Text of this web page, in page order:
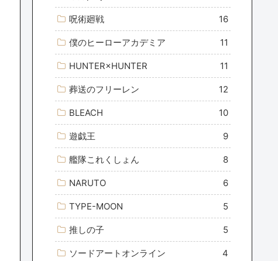
呪術廻戦 16
僕のヒーローアカデミア 11
HUNTER×HUNTER 11
葬送のフリーレン 12
BLEACH 10
遊戯王 9
艦隊これくしょん 8
NARUTO 6
TYPE-MOON 5
推しの子 5
ソードアートオンライン 4